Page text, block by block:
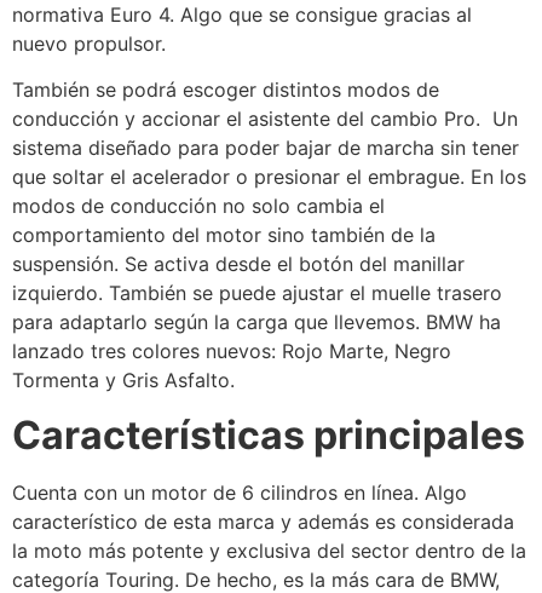
normativa Euro 4. Algo que se consigue gracias al
nuevo propulsor.
También se podrá escoger distintos modos de
conducción y accionar el asistente del cambio Pro. Un
sistema diseñado para poder bajar de marcha sin tener
que soltar el acelerador o presionar el embrague. En los
modos de conducción no solo cambia el
comportamiento del motor sino también de la
suspensión. Se activa desde el botón del manillar
izquierdo. También se puede ajustar el muelle trasero
para adaptarlo según la carga que llevemos. BMW ha
lanzado tres colores nuevos: Rojo Marte, Negro
Tormenta y Gris Asfalto.
Características principales
Cuenta con un motor de 6 cilindros en línea. Algo
característico de esta marca y además es considerada
la moto más potente y exclusiva del sector dentro de la
categoría Touring. De hecho, es la más cara de BMW,